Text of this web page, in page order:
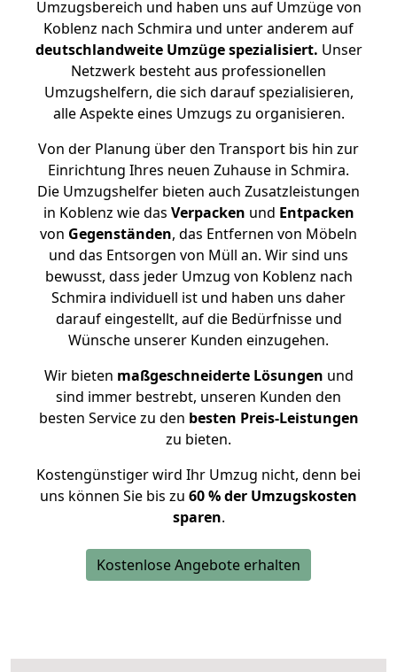
Umzugsbereich und haben uns auf Umzüge von
Koblenz nach Schmira und unter anderem auf
deutschlandweite Umzüge spezialisiert. Unser
Netzwerk besteht aus professionellen
Umzugshelfern, die sich darauf spezialisieren,
alle Aspekte eines Umzugs zu organisieren.
Von der Planung über den Transport bis hin zur
Einrichtung Ihres neuen Zuhause in Schmira.
Die Umzugshelfer bieten auch Zusatzleistungen
in Koblenz wie das Verpacken und Entpacken
von Gegenständen, das Entfernen von Möbeln
und das Entsorgen von Müll an. Wir sind uns
bewusst, dass jeder Umzug von Koblenz nach
Schmira individuell ist und haben uns daher
darauf eingestellt, auf die Bedürfnisse und
Wünsche unserer Kunden einzugehen.
Wir bieten maßgeschneiderte Lösungen und
sind immer bestrebt, unseren Kunden den
besten Service zu den besten Preis-Leistungen
zu bieten.
Kostengünstiger wird Ihr Umzug nicht, denn bei
uns können Sie bis zu 60 % der Umzugskosten
sparen.
Kostenlose Angebote erhalten